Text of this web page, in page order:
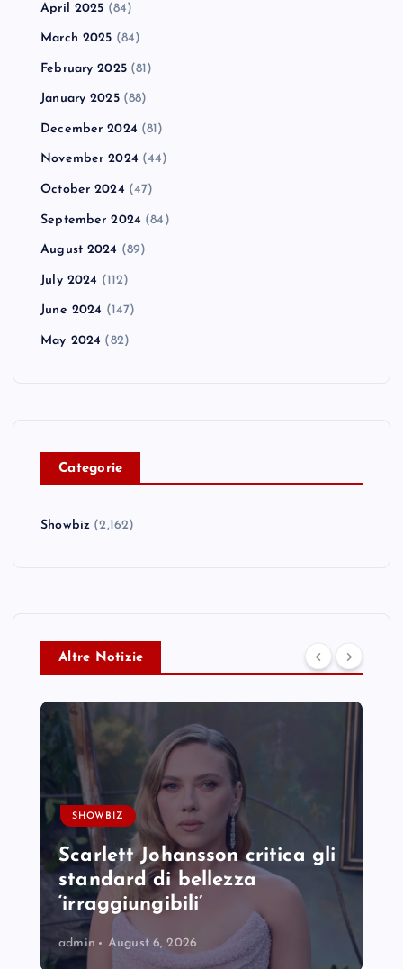
April 2025 (84)
March 2025 (84)
February 2025(81)
January 2025(88)
December 2024 (81)
November 2024 (44)
October 2024 (47)
September 2024 (84)
August 2024 (89)
July 2024 (112)
June 2024 (147)
May 2024 (82)
Categorie
Showbiz (2,162)
Altre Notizie
SHOWBIZ
Scarlett Johansson critica gli
standard di bellezza
‘irraggiungibili’
admin August 6, 2026